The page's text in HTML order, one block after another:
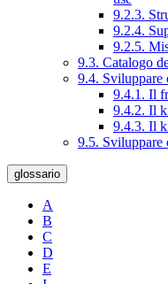
9.2.3.
9.2.4.
9.2.5.
9.3. Catalogo
9.4. Sviluppare
9.4.1. Il
9.4.2. Il
9.4.3. Il
9.5. Sviluppare
glossario
A
B
C
D
E